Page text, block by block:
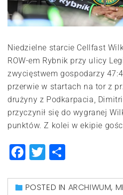
Niedzielne starcie Cellfast
ROW-em Rybnik przy ulicy
zwycięstwem gospodarzy
przerwie w startach na tor z
drużyny z Podkarpacia,
przyczynił się do wygranej
punktów. Z kolei w ekipie
Facebook
Twitter
POSTED IN ARCHIWUM,